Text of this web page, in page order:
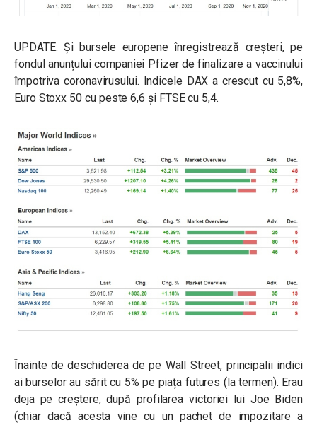
UPDATE: Și bursele europene înregistrează creșteri, pe
fondul anunțului companiei Pfizer de finalizare a vaccinului
împotriva coronavirusului. Indicele DAX a crescut cu 5,8%,
Euro Stoxx 50 cu peste 6,6 și FTSE cu 5,4.
Înainte de deschiderea de pe Wall Street, principalii indici
ai burselor au sărit cu 5% pe piața futures (la termen). Erau
deja pe creștere, după profilarea victoriei lui Joe Biden
(chiar dacă acesta vine cu un pachet de impozitare a